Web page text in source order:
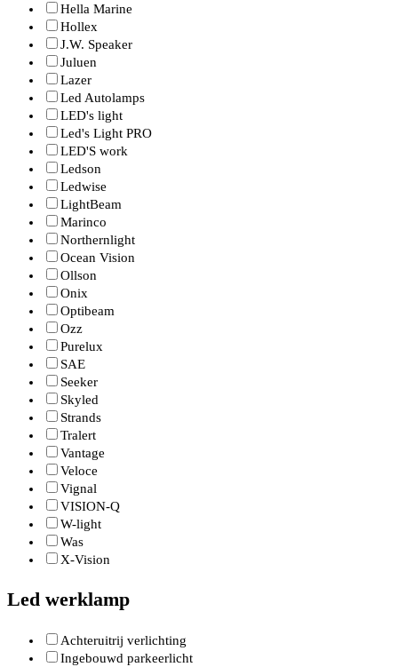
Hella Marine
Hollex
J.W. Speaker
Juluen
Lazer
Led Autolamps
LED's light
Led's Light PRO
LED'S work
Ledson
Ledwise
LightBeam
Marinco
Northernlight
Ocean Vision
Ollson
Onix
Optibeam
Ozz
Purelux
SAE
Seeker
Skyled
Strands
Tralert
Vantage
Veloce
Vignal
VISION-Q
W-light
Was
X-Vision
Led werklamp
Achteruitrij verlichting
Ingebouwd parkeerlicht